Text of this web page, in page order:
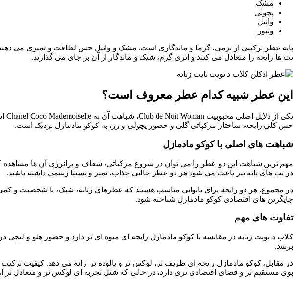
مشک
پچولی
وانیل
وتیور
پایه عطر ترکیبی از نرمی، گرما و ماندگاری است. مشک و وانیل حس لطافت و تمیزی می
نت ها رایحه را متعادل می کنند و اثری گرم، شیک و ماندگار از آن بر جای می گذارند.
این عطر شبیه کدام عطر معروف است؟
حس کلی رایحه، ساختار مرکباتی گلی و حضور پچولی و رز، به کوکو مادمازل نزدیک است.
شباهت های اصلی با کوکو مادمازل
مهم ترین شباهت این دو عطر را می توان در شروع مرکباتی، شفاف و پرانرژی آن ها
در نت های پایه نیز باعث می شود هر دو عطر حالتی جذاب، تمیز و نسبتا رسمی داشته باشند.
در مجموع، هر دو رایحه برای بانوانی مناسب هستند که عطرهای زنانه، شیک، با شخصیت و
جایگزین های اقتصادی کوکو مادمازل شناخته شود.
تفاوت های مهم
کلاب د نویت زنانه در مقایسه با کوکو مادمازل رایحه ای میوه ای تر دارد و حضور هلو و
برسد.
در مقابل، کوکو مادمازل رایحه ای ظریف تر، لوکس تر و پالوده تر ارائه می دهد. کیفیت
بوی مستقیم تر و فضای اقتصادی تری دارد، در حالی که شنل تجربه ای لوکس تر و متعادل تر